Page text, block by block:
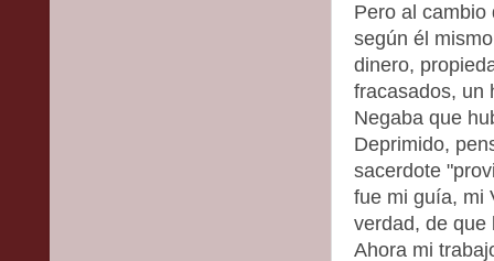
Pero al cambio
según él
dinero,
fracasados, un
Negaba que
Deprimido,
sacerdote
fue mi guía, mi
verdad, de que
Ahora mi